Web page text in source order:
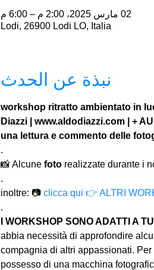
02 مارس 2025، 2:00 م – 6:00 م
Lodi, 26900 Lodi LO, Italia
نبذة عن الحدث
workshop ritratto ambientato in
Diazzi | www.aldodiazzi.com | +
una lettura e commento delle
.
📸 Alcune foto realizzate durante i
.
inoltre: 📷 clicca qui 👉 ALTRI
.
I WORKSHOP SONO ADATTI A
abbia necessità di approfondire
compagnia di altri appassionati.
possesso di una macchina